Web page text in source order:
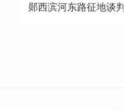
郧西滨河东路征地谈